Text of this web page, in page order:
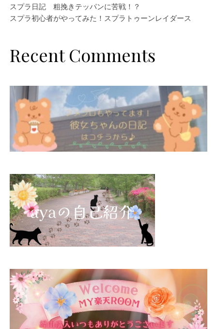
スプラ日記 粗挽きテッパンに苦戦！？
スプラ初心者がやってみた！スプラトゥーンレイダース
Recent Comments